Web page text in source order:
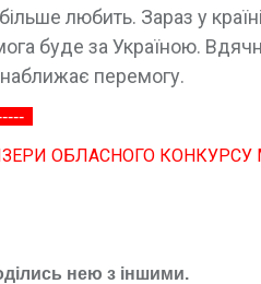
любить. Зараз у
буде за Україною.
перемогу.
ОБЛАСНОГО КОНКУРСУ
нею з іншими.